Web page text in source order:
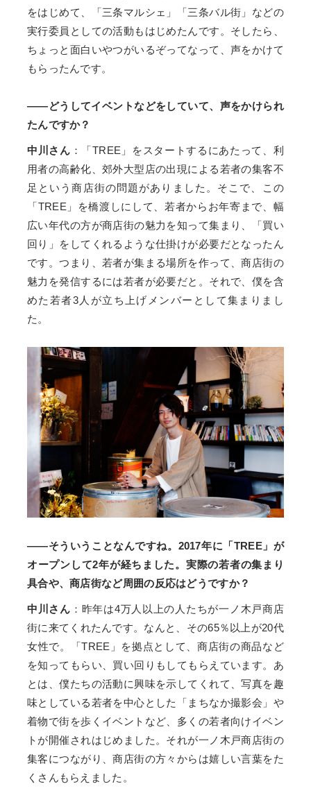
をはじめて、「三条マルシェ」「三条バル街」などの
実行委員としての活動もはじめたんです。そしたら、
ちょっと面白いやつがいるぞってなって、声をかけて
もらったんです。
――どうしてイベントなどをしていて、声をかけられ
たんですか？
中川さん ：「TREE」をスタートするにあたって、利
用者の高齢化、郊外大型店の出現による若者の集客不
足という商店街の問題がありました。そこで、この
「TREE」を橋渡しにして、若者からお年寄まで、幅
広い年代の方が商店街の魅力を知って集まり、「買い
回り」をしてくれるような仕掛けが必要だとなったん
です。つまり、若者が集まる場所を作って、商店街の
魅力を発信するには若者が必要だと。それで、僕を含
めた若者3人が立ち上げメンバーとして集まりまし
た。
――そういうことなんですね。2017年に「TREE」が
オープンして2年が経ちました。実際の若者の集まり
具合や、商店街など周囲の反応はどうですか？
中川さん ：昨年は4万人以上の人たちが一ノ木戸商店
街に来てくれたんです。なんと、その65％以上が20代
女性で。「TREE」を拠点として、商店街の商品など
を知ってもらい、買い回りもしてもらえています。あ
とは、僕たちの活動に興味を示してくれて、写真を趣
味としている若者を中心とした「まちなか撮影会」や
着物で街を歩くイベントなど、多くの若者向けイベン
トが開催されはじめました。それが一ノ木戸商店街の
集客につながり、商店街の方々からは嬉しい言葉をた
くさんもらえました。